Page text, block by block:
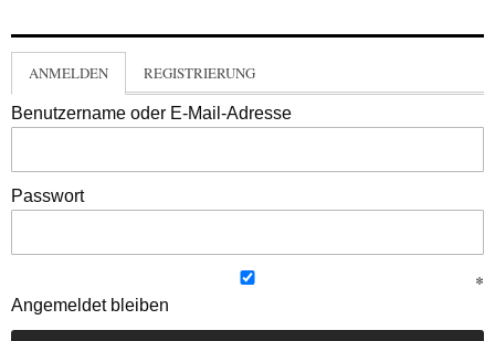
ANMELDEN REGISTRIERUNG
Benutzername oder E-Mail-Adresse
Passwort
Angemeldet bleiben